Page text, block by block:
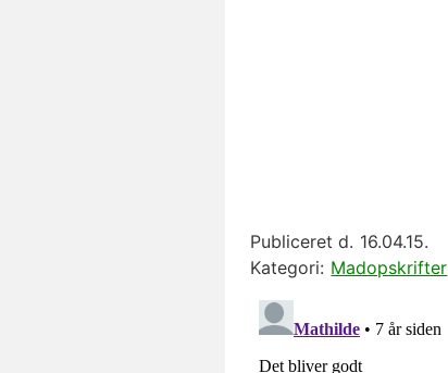
Publiceret d. 16.04.15.
Kategori: Madopskrifter